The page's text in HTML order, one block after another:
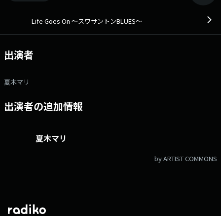
Life Goes On ～スワサントンBLUES～
出演者
夏木マリ
出演者の追加情報
夏木マリ
by ARTIST COMMONS